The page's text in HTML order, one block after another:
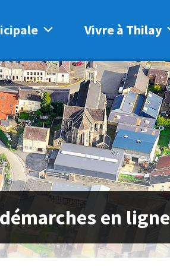
Vivre à Thilay
en ligne